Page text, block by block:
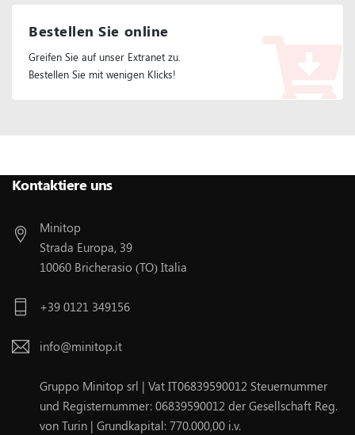
Bestellen Sie online
Greifen Sie auf unser Extranet zu.
Bestellen Sie mit wenigen Klicks!
Kontaktiere uns
Minitop
Strada Europa, 39
10060 Bricherasio (TO) Italia
+39 0121 349156
info@minitop.it
Gruppo Minitop srl | Vat IT06839590012 Steuernummer
und Registernummer: 06839590012 der Gesellschaft Reg.
von Turin | Grundkapital: 770.000,00 i.v.